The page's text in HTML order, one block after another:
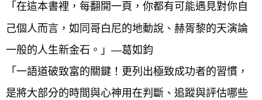
「在這本書裡，每翻開一頁，你都有可能遇見對你自
己個人而言，如同哥白尼的地動說、赫胥黎的天演論
一般的人生新金石。」—葛如鈞
「一語道破致富的關鍵！更列出極致成功者的習慣，
是將大部分的時間與心神用在判斷、追蹤與評估哪些